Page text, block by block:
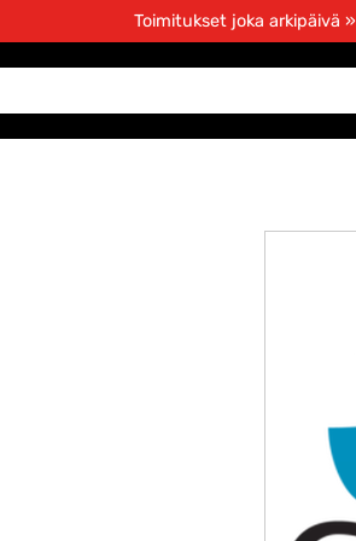
Toimitukset joka arkipäivä »